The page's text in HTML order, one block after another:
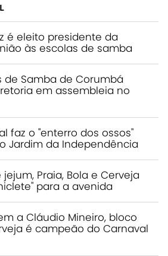
é eleito presidente da
às escolas de samba
de Samba de Corumbá
em assembleia no
faz o "enterro dos ossos"
Jardim da Independência
jejum, Praia, Bola e Cerveja
para a avenida
a Cláudio Mineiro, bloco
é campeão do Carnaval